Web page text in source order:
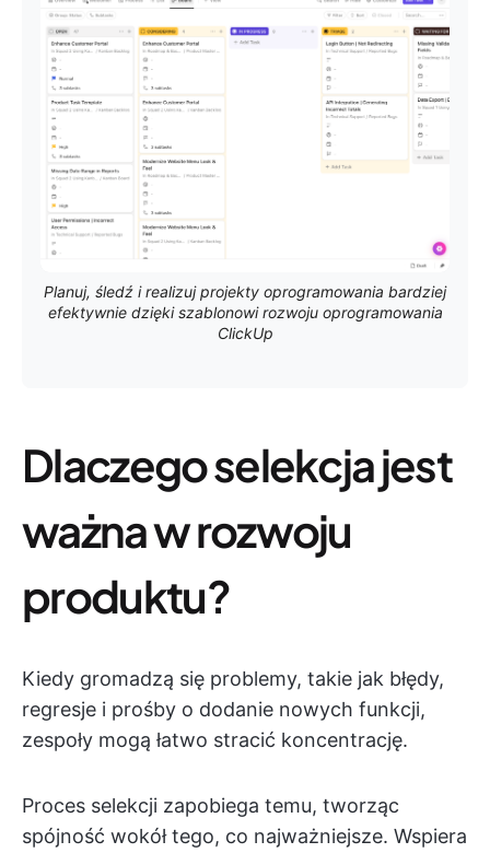
Planuj, śledź i realizuj projekty oprogramowania bardziej
efektywnie dzięki szablonowi rozwoju oprogramowania
ClickUp
Dlaczego selekcja jest
ważna w rozwoju
produktu?
Kiedy gromadzą się problemy, takie jak błędy,
regresje i prośby o dodanie nowych funkcji,
zespoły mogą łatwo stracić koncentrację.
Proces selekcji zapobiega temu, tworząc
spójność wokół tego, co najważniejsze. Wspiera